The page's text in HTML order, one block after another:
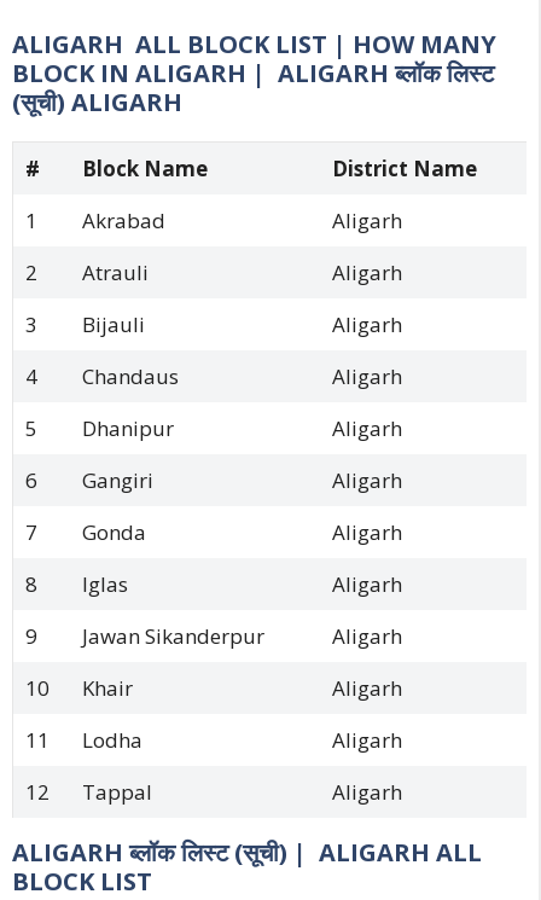
ALIGARH ALL BLOCK LIST | HOW MANY
BLOCK IN ALIGARH | ALIGARH ब्लॉक लिस्ट
(सूची) ALIGARH
# Block Name
District Name
1
Akrabad
Aligarh
2
Atrauli
Aligarh
3
Bijauli
Aligarh
4
Chandaus
Aligarh
5
Dhanipur
Aligarh
6
Gangiri
Aligarh
7
Gonda
Aligarh
8
Iglas
Aligarh
9
Jawan Sikanderpur
Aligarh
10
Khair
Aligarh
11
Lodha
Aligarh
12
Tappal Aligarh
ALIGARH ब्लॉक लिस्ट (सूची) | ALIGARH ALL
BLOCK LIST